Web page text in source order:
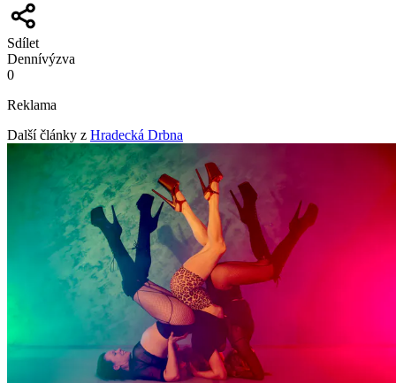
Sdílet
Dennívýzva
0
Reklama
Další články z Hradecká Drbna